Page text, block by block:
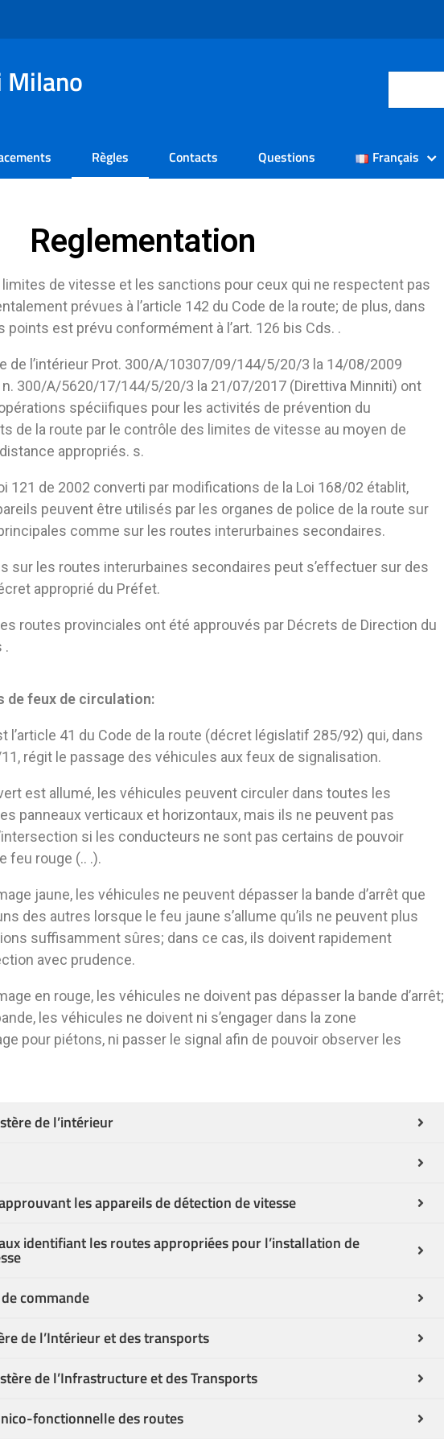
Règles Contacts Questions Français
Reglementation
de vitesse et les sanctions pour ceux qui ne respectent pas
prévues à l’article 142 du Code de la route; de plus, dans
points est prévu conformément à l’art. 126 bis Cds. .
de l’intérieur Prot. 300/A/10307/09/144/5/20/3 la 14/08/2009
n. 300/A/5620/17/144/5/20/3 la 21/07/2017 (Direttiva Minniti) ont
spéciifiques pour les activités de prévention du
de la route par le contrôle des limites de vitesse au moyen de
appropriés. s.
121 de 2002 converti par modifications de la Loi 168/02 établit,
peuvent être utilisés par les organes de police de la route sur
comme sur les routes interurbaines secondaires.
sur les routes interurbaines secondaires peut s’effectuer sur des
approprié du Préfet.
routes provinciales ont été approuvés par Décrets de Direction du
.
de feux de circulation:
l’article 41 du Code de la route (décret législatif 285/92) qui, dans
régit le passage des véhicules aux feux de signalisation.
est allumé, les véhicules peuvent circuler dans toutes les
panneaux verticaux et horizontaux, mais ils ne peuvent pas
si les conducteurs ne sont pas certains de pouvoir
feu rouge (.. .).
jaune, les véhicules ne peuvent dépasser la bande d’arrêt que
des autres lorsque le feu jaune s’allume qu’ils ne peuvent plus
suffisamment sûres; dans ce cas, ils doivent rapidement
avec prudence.
en rouge, les véhicules ne doivent pas dépasser la bande d’arrêt;
les véhicules ne doivent ni s’engager dans la zone
pour piétons, ni passer le signal afin de pouvoir observer les
de l’intérieur
les appareils de détection de vitesse
identifiant les routes appropriées pour l’installation de
commande
de l’Intérieur et des transports
de l’Infrastructure et des Transports
fonctionnelle des routes